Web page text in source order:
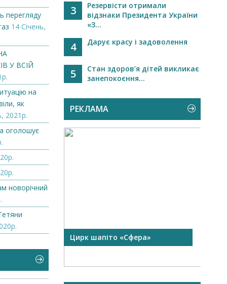
перегляду
14 Січень,
У ВСІЙ
на
як
2021р.
оголошує
новорічний
3
Резервісти отримали
відзнаки Президента України
«З...
4 Дарує красу і задоволення
5
Стан здоров’я дітей викликає
занепокоєння...
РЕКЛАМА
чорної
Цирк шапіто «Сфера»